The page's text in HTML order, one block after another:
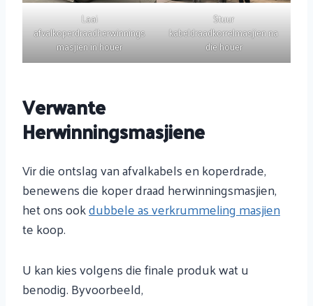
Laai
afvalkoperdraadherwinnings
masjien in houer
Stuur
kabeldraadkorrelmasjien na
die houer
Verwante
Herwinningsmasjiene
Vir die ontslag van afvalkabels en koperdrade,
benewens die koper draad herwinningsmasjien,
het ons ookdubbele as verkrummeling masjien
te koop.
U kan kies volgens die finale produk wat u
benodig. Byvoorbeeld,